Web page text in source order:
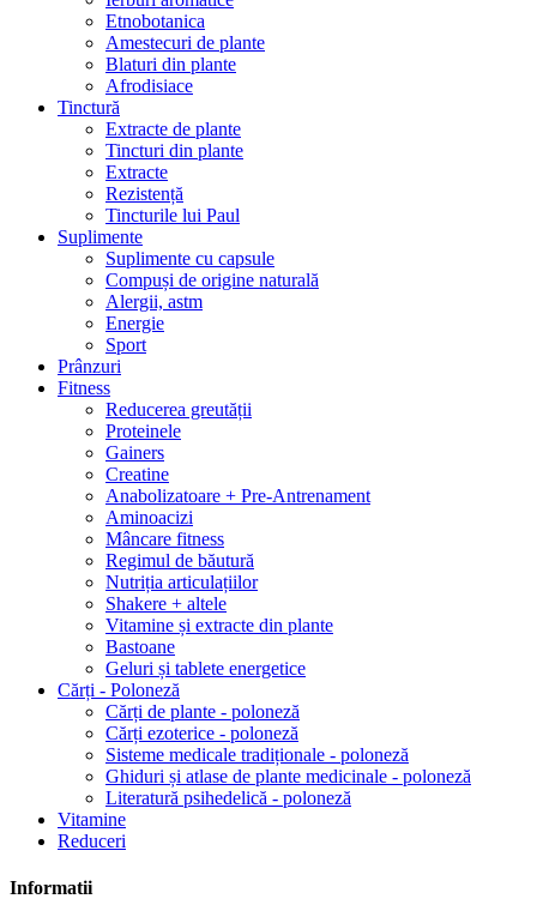
Etnobotanica
Amestecuri de plante
Blaturi din plante
Afrodisiace
Tinctură
Extracte de plante
Tincturi din plante
Extracte
Rezistență
Tincturile lui Paul
Suplimente
Suplimente cu capsule
Compuși de origine naturală
Alergii, astm
Energie
Sport
Prânzuri
Fitness
Reducerea greutății
Proteinele
Gainers
Creatine
Anabolizatoare + Pre-Antrenament
Aminoacizi
Mâncare fitness
Regimul de băutură
Nutriția articulațiilor
Shakere + altele
Vitamine și extracte din plante
Bastoane
Geluri și tablete energetice
Cărți - Poloneză
Cărți de plante - poloneză
Cărți ezoterice - poloneză
Sisteme medicale tradiționale - poloneză
Ghiduri și atlase de plante medicinale - poloneză
Literatură psihedelică - poloneză
Vitamine
Reduceri
Informatii